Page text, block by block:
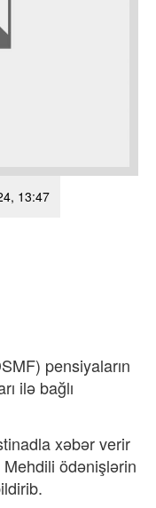
13:47
pensiyaların
ilə bağlı
xəbər verir
ödənişlərin